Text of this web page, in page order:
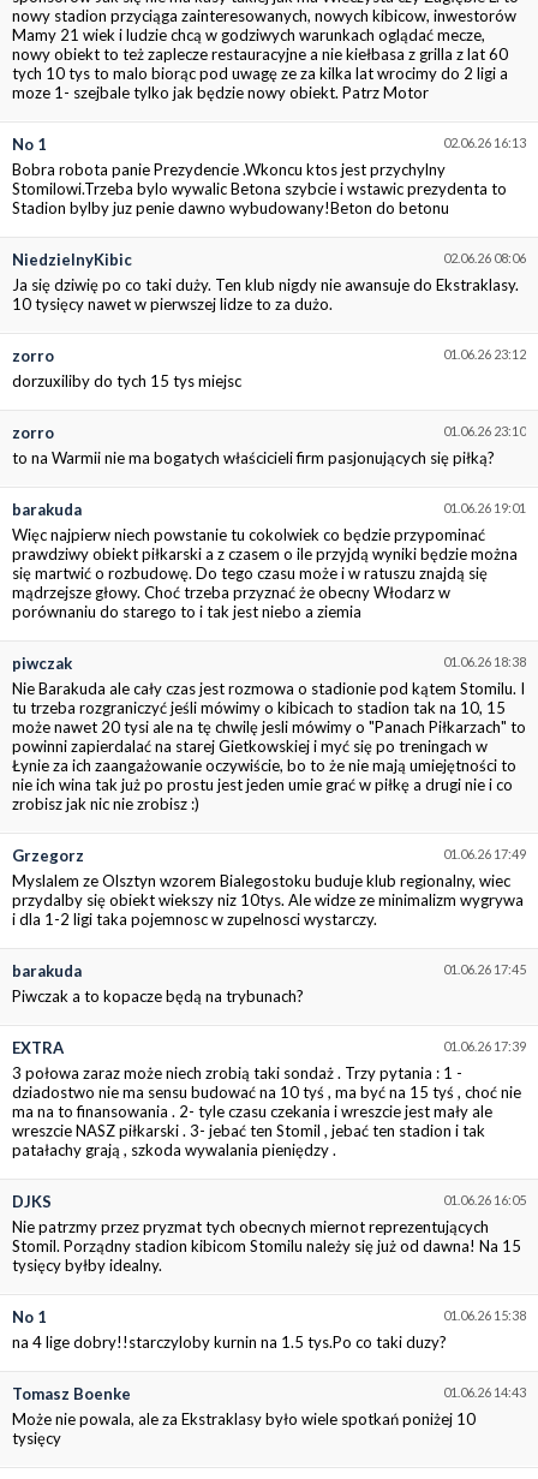
nowy stadion przyciąga zainteresowanych, nowych kibicow, inwestorów
Mamy 21 wiek i ludzie chcą w godziwych warunkach oglądać mecze,
nowy obiekt to też zaplecze restauracyjne a nie kiełbasa z grilla z lat 60
tych 10 tys to malo biorąc pod uwagę ze za kilka lat wrocimy do 2 ligi a
moze 1- szejbale tylko jak będzie nowy obiekt. Patrz Motor
02.06.26 16:13
No 1
Bobra robota panie Prezydencie .Wkoncu ktos jest przychylny
Stomilowi.Trzeba bylo wywalic Betona szybcie i wstawic prezydenta to
Stadion bylby juz penie dawno wybudowany!Beton do betonu
02.06.26 08:06
NiedzielnyKibic
Ja się dziwię po co taki duży. Ten klub nigdy nie awansuje do Ekstraklasy.
10 tysięcy nawet w pierwszej lidze to za dużo.
01.06.26 23:12
zorro
dorzuxiliby do tych 15 tys miejsc
01.06.26 23:10
zorro
to na Warmii nie ma bogatych właścicieli firm pasjonujących się piłką?
01.06.26 19:01
barakuda
Więc najpierw niech powstanie tu cokolwiek co będzie przypominać
prawdziwy obiekt piłkarski a z czasem o ile przyjdą wyniki będzie można
się martwić o rozbudowę. Do tego czasu może i w ratuszu znajdą się
mądrzejsze głowy. Choć trzeba przyznać że obecny Włodarz w
porównaniu do starego to i tak jest niebo a ziemia
01.06.26 18:38
piwczak
Nie Barakuda ale cały czas jest rozmowa o stadionie pod kątem Stomilu. I
tu trzeba rozgraniczyć jeśli mówimy o kibicach to stadion tak na 10, 15
może nawet 20 tysi ale na tę chwilę jesli mówimy o "Panach Piłkarzach" to
powinni zapierdalać na starej Gietkowskiej i myć się po treningach w
Łynie za ich zaangażowanie oczywiście, bo to że nie mają umiejętności to
nie ich wina tak już po prostu jest jeden umie grać w piłkę a drugi nie i co
zrobisz jak nic nie zrobisz :)
01.06.26 17:49
Grzegorz
Myslalem ze Olsztyn wzorem Bialegostoku buduje klub regionalny, wiec
przydalby się obiekt wiekszy niz 10tys. Ale widze ze minimalizm wygrywa
i dla 1-2 ligi taka pojemnosc w zupelnosci wystarczy.
01.06.26 17:45
barakuda
Piwczak a to kopacze będą na trybunach?
01.06.26 17:39
EXTRA
3 połowa zaraz może niech zrobią taki sondaż . Trzy pytania : 1 -
dziadostwo nie ma sensu budować na 10 tyś , ma być na 15 tyś , choć nie
ma na to finansowania . 2- tyle czasu czekania i wreszcie jest mały ale
wreszcie NASZ piłkarski . 3- jebać ten Stomil , jebać ten stadion i tak
patałachy grają , szkoda wywalania pieniędzy .
01.06.26 16:05
DJKS
Nie patrzmy przez pryzmat tych obecnych miernot reprezentujących
Stomil. Porządny stadion kibicom Stomilu należy się już od dawna! Na 15
tysięcy byłby idealny.
01.06.26 15:38
No 1
na 4 lige dobry!!starczyloby kurnin na 1.5 tys.Po co taki duzy?
01.06.26 14:43
Tomasz Boenke
Może nie powala, ale za Ekstraklasy było wiele spotkań poniżej 10
tysięcy